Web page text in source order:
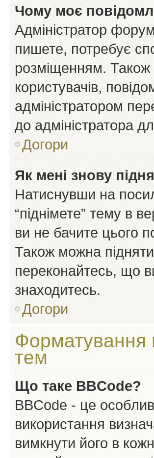
Чому моє
Адміністратор
пишете, потребує
розміщенням. Також
користувачів,
адміністратором
до адміністратора
Догори
Як мені знову
Натиснувши на
“піднімете” тему в
ви не бачите цього
Також можна
переконайтесь, що
знаходитесь.
Догори
Форматування
тем
Що таке BBCode?
BBCode - це
використання
вимкнути його в